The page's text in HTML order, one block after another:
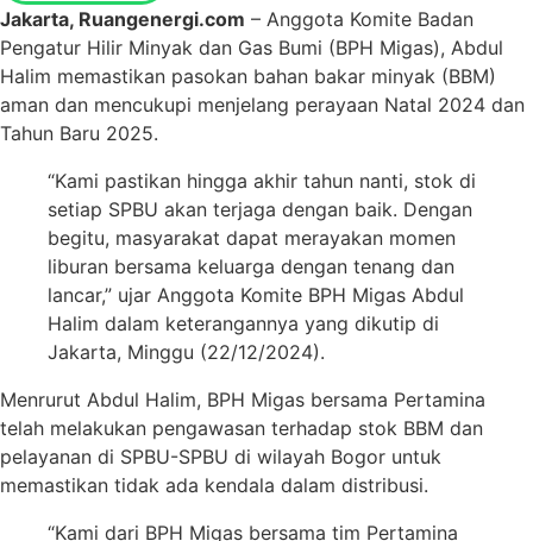
Jakarta, Ruangenergi.com – Anggota Komite Badan
Pengatur Hilir Minyak dan Gas Bumi (BPH Migas), Abdul
Halim memastikan pasokan bahan bakar minyak (BBM)
aman dan mencukupi menjelang perayaan Natal 2024 dan
Tahun Baru 2025.
“Kami pastikan hingga akhir tahun nanti, stok di
setiap SPBU akan terjaga dengan baik. Dengan
begitu, masyarakat dapat merayakan momen
liburan bersama keluarga dengan tenang dan
lancar,” ujar Anggota Komite BPH Migas Abdul
Halim dalam keterangannya yang dikutip di
Jakarta, Minggu (22/12/2024).
Menrurut Abdul Halim, BPH Migas bersama Pertamina
telah melakukan pengawasan terhadap stok BBM dan
pelayanan di SPBU-SPBU di wilayah Bogor untuk
memastikan tidak ada kendala dalam distribusi.
“Kami dari BPH Migas bersama tim Pertamina